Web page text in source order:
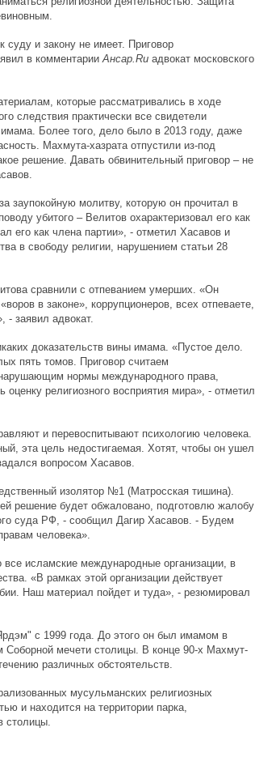
суду и закону не имеет. Приговор
в комментарииАнсар.Ruадвокат московского
которые рассматривались в ходе
следствия практически все свидетели
Более того, дело было в 2013 году, даже
Махмута-хазрата отпустили из-под
решение. Давать обвинительный приговор – не
заупокойную молитву, которую он прочитал в
убитого – Велитов охарактеризовал его как
его как члена партии», - отметил Хасавов и
в свободу религии, нарушением статьи 28
сравнили с отпеванием умерших. «Он
в законе», коррупционеров, всех отпеваете,
- заявил адвокат.
доказательств вины имама. «Пустое дело.
пять томов. Приговор считаем
нормы международного права,
религиозного восприятия мира», - отметил
и перевоспитывают психологию человека.
эта цель недостигаемая. Хотят, чтобы он ушел
вопросом Хасавов.
изолятор №1 (Матросская тишина).
решение будет обжаловано, подготовлю жалобу
суда РФ, - сообщил Дагир Хасавов. - Будем
человека».
все исламские международные организации, в
«В рамках этой организации действует
Наш материал пойдет и туда», - резюмировал
с 1999 года. До этого он был имамом в
мечети столицы. В конце 90-х Махмут-
различных обстоятельств.
мусульманских религиозных
и находится на территории парка,
столицы.